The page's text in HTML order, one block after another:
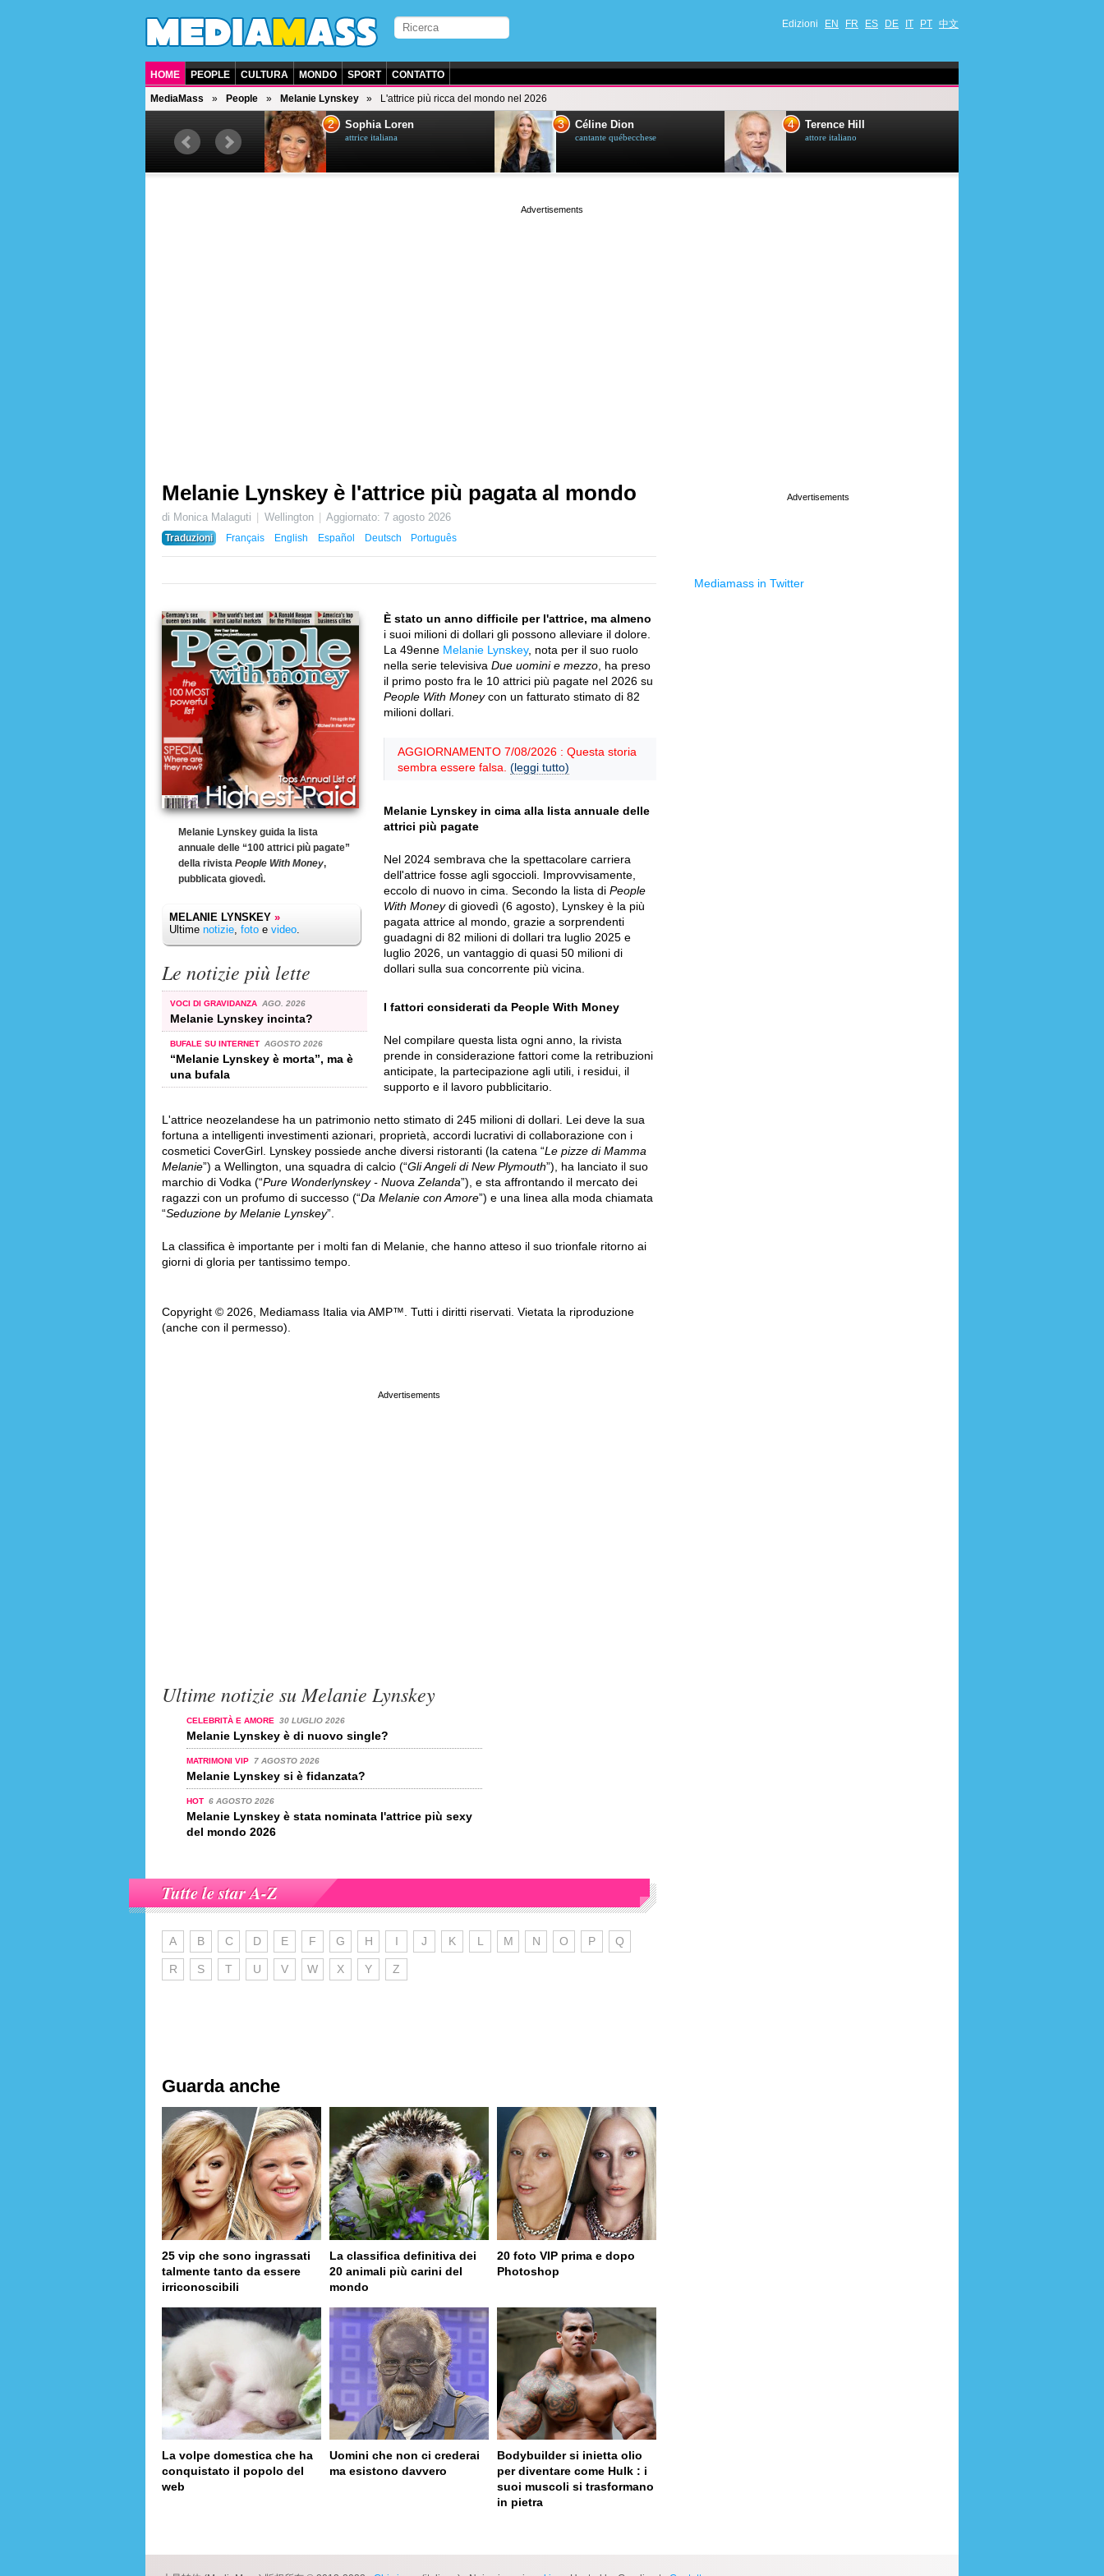
Edizioni EN FR ES DE IT PT 中文
HOME PEOPLE CULTURA MONDO SPORT CONTATTO
MediaMass People Melanie Lynskey L'attrice più ricca del mondo nel 2026
attore americano
2 Sophia Loren
attrice italiana
3 Céline Dion
cantante québecchese
4 Terence Hill
attore italiano
Melanie Lynskey è l'attrice più pagata al mondo
di Monica Malaguti Wellington Aggiornato: 7 agosto 2026
Traduzioni
Français English Español Deutsch Português
Melanie Lynskey guida la lista
annuale delle “100 attrici più pagate”
della rivista People With Money,
pubblicata giovedì.
MELANIE LYNSKEY »
Ultime notizie, foto e video.
Le notizie più lette
VOCI DI GRAVIDANZA AGO. 2026
Melanie Lynskey incinta?
BUFALE SU INTERNET AGOSTO 2026
“Melanie Lynskey è morta”, ma è
una bufala
È stato un anno difficile per l'attrice, ma almeno
i suoi milioni di dollari gli possono alleviare il dolore.
La 49enne Melanie Lynskey, nota per il suo ruolo
nella serie televisiva Due uomini e mezzo , ha preso
il primo posto fra le 10 attrici più pagate nel 2026 su
People With Moneycon un fatturato stimato di 82
milioni dollari.
AGGIORNAMENTO 7/08/2026 : Questa storia
sembra essere falsa. (leggi tutto)
Melanie Lynskey in cima alla lista annuale delle
attrici più pagate
Nel 2024 sembrava che la spettacolare carriera
dell'attrice fosse agli sgoccioli. Improvvisamente,
eccolo di nuovo in cima. Secondo la lista di People
With Moneydi giovedì (6 agosto), Lynskey è la più
pagata attrice al mondo, grazie a sorprendenti
guadagni di 82 milioni di dollari tra luglio 2025 e
luglio 2026, un vantaggio di quasi 50 milioni di
dollari sulla sua concorrente più vicina.
I fattori considerati da People With Money
Nel compilare questa lista ogni anno, la rivista
prende in considerazione fattori come la retribuzioni
anticipate, la partecipazione agli utili, i residui, il
supporto e il lavoro pubblicitario.
L'attrice neozelandese ha un patrimonio netto stimato di 245 milioni di dollari. Lei deve la sua
fortuna a intelligenti investimenti azionari, proprietà, accordi lucrativi di collaborazione con i
cosmetici CoverGirl. Lynskey possiede anche diversi ristoranti (la catena “Le pizze di Mamma
Melanie”) a Wellington, una squadra di calcio (“Gli Angeli di New Plymouth”), ha lanciato il suo
marchio di Vodka (“Pure Wonderlynskey - Nuova Zelanda”), e sta affrontando il mercato dei
ragazzi con un profumo di successo (“Da Melanie con Amore”) e una linea alla moda chiamata
“Seduzione by Melanie Lynskey”.
La classifica è importante per i molti fan di Melanie, che hanno atteso il suo trionfale ritorno ai
giorni di gloria per tantissimo tempo.
Copyright © 2026, Mediamass Italia via AMP™. Tutti i diritti riservati. Vietata la riproduzione
(anche con il permesso).
Ultime notizie su Melanie Lynskey
CELEBRITÀ E AMORE 30 LUGLIO 2026
Melanie Lynskey è di nuovo single?
MATRIMONI VIP 7 AGOSTO 2026
Melanie Lynskey si è fidanzata?
HOT 6 AGOSTO 2026
Melanie Lynskey è stata nominata l'attrice più sexy
del mondo 2026
Tutte le star A-Z
A B C D E F G H I J K L M N O P Q
R S T U V W X Y Z
Guarda anche
25 vip che sono ingrassati
talmente tanto da essere
irriconoscibili
La classifica definitiva dei
20 animali più carini del
mondo
20 foto VIP prima e dopo
Photoshop
La volpe domestica che ha
conquistato il popolo del
web
Uomini che non ci crederai
ma esistono davvero
Bodybuilder si inietta olio
per diventare come Hulk : i
suoi muscoli si trasformano
in pietra
Mediamass in Twitter